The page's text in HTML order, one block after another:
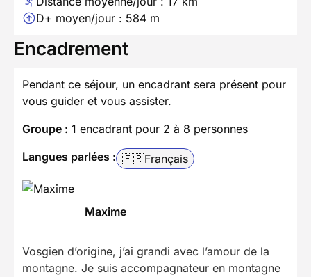
D+ moyen/jour : 584 m
Encadrement
Pendant ce séjour, un encadrant sera présent pour
vous guider et vous assister.
Groupe : 1 encadrant pour 2 à 8 personnes
Langues parlées : 🇫🇷Français
Maxime
Vosgien d’origine, j’ai grandi avec l’amour de la
montagne. Je suis accompagnateur en montagne